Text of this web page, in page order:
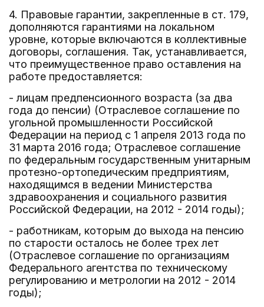
4. Правовые гарантии, закрепленные в ст. 179,
дополняются гарантиями на локальном
уровне, которые включаются в коллективные
договоры, соглашения. Так, устанавливается,
что преимущественное право оставления на
работе предоставляется:
- лицам предпенсионного возраста (за два
года до пенсии) (Отраслевое соглашение по
угольной промышленности Российской
Федерации на период с 1 апреля 2013 года по
31 марта 2016 года; Отраслевое соглашение
по федеральным государственным унитарным
протезно-ортопедическим предприятиям,
находящимся в ведении Министерства
здравоохранения и социального развития
Российской Федерации, на 2012 - 2014 годы);
- работникам, которым до выхода на пенсию
по старости осталось не более трех лет
(Отраслевое соглашение по организациям
Федерального агентства по техническому
регулированию и метрологии на 2012 - 2014
годы);